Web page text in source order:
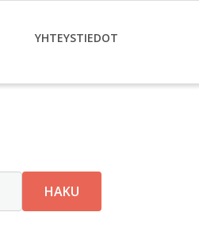
YHTEYSTIEDOT
HAKU